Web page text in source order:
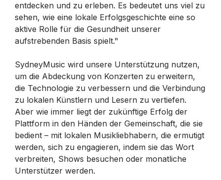
entdecken und zu erleben. Es bedeutet uns viel zu
sehen, wie eine lokale Erfolgsgeschichte eine so
aktive Rolle für die Gesundheit unserer
aufstrebenden Basis spielt."
SydneyMusic wird unsere Unterstützung nutzen,
um die Abdeckung von Konzerten zu erweitern,
die Technologie zu verbessern und die Verbindung
zu lokalen Künstlern und Lesern zu vertiefen.
Aber wie immer liegt der zukünftige Erfolg der
Plattform in den Händen der Gemeinschaft, die sie
bedient – mit lokalen Musikliebhabern, die ermutigt
werden, sich zu engagieren, indem sie das Wort
verbreiten, Shows besuchen oder monatliche
Unterstützer werden.